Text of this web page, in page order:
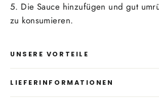
5. Die Sauce hinzufügen und gut
zu konsumieren.
UNSERE VORTEILE
LIEFERINFORMATIONEN